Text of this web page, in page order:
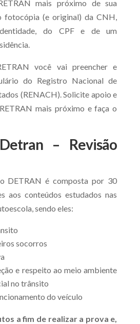
mais próximo de sua
fotocópia (e original) da CNH,
do CPF e de um
você vai preencher e
do Registro Nacional de
(RENACH). Solicite apoio e
mais próximo e faça o
– Revisão
DETRAN é composta por 30
aos conteúdos estudados nas
sendo eles:
socorros
e respeito ao meio ambiente
no trânsito
do veículo
a fim de realizar a prova e,